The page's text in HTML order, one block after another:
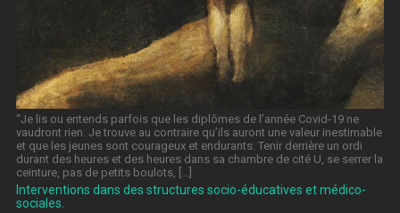
“Je lis ou entends parfois que les diplômes de l’année Covid-19 ne
vaudront rien. Je trouve au contraire qu’ils auront une valeur inestimable
et que les jeunes sont courageux et endurants. Tenir derrière un ordi
durant des heures et des heures dans sa chambre de cité U, se serrer la
ceinture, pas de petits boulots, […]
Interventions dans des structures socio-éducatives et médico-
sociales.